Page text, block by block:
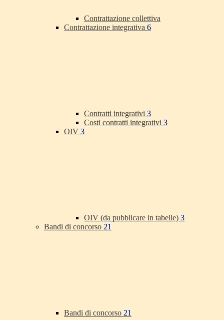
Contrattazione collettiva
Contrattazione integrativa 6
Contratti integrativi 3
Costi contratti integrativi 3
OIV 3
OIV (da pubblicare in tabelle) 3
Bandi di concorso 21
Bandi di concorso 21